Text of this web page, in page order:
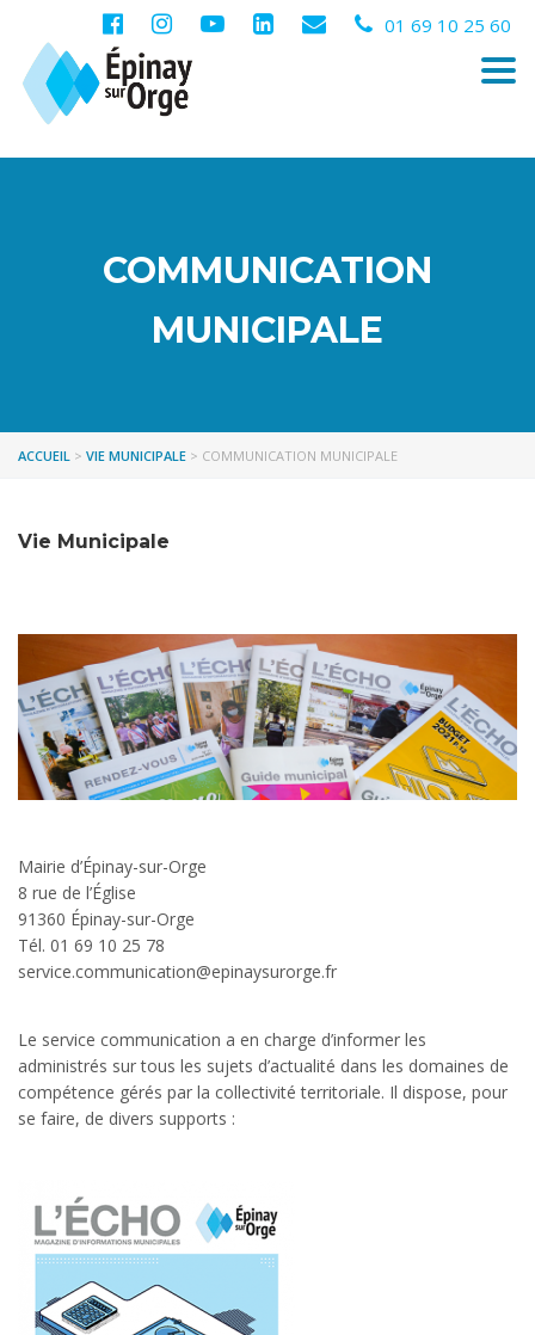
01 69 10 25 60
COMMUNICATION
MUNICIPALE
ACCUEIL > VIE MUNICIPALE > COMMUNICATION MUNICIPALE
Vie Municipale
Mairie d’Épinay-sur-Orge
8 rue de l’Église
91360 Épinay-sur-Orge
Tél. 01 69 10 25 78
service.communication@epinaysurorge.fr
Le service communication a en charge d’informer les
administrés sur tous les sujets d’actualité dans les domaines de
compétence gérés par la collectivité territoriale. Il dispose, pour
se faire, de divers supports :